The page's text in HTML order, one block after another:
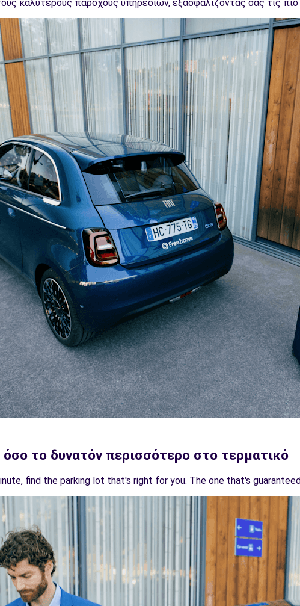
καλύτερους παρόχους υπηρεσιών, εξασφαλίζοντας σας τις πιο
το δυνατόν περισσότερο στο τερματικό
find the parking lot that's right for you. The one that's